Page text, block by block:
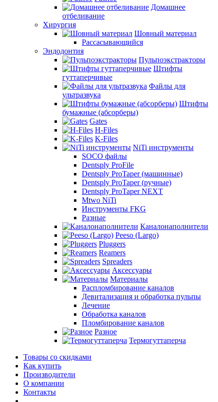
Домашнее
отбеливание
Хирургия
Шовный материал
Рассасывающийся
Эндодонтия
Пульпоэкстракторы
Штифты
гуттаперчивые
Файлы для
ультразвука
Штифты
бумажные (абсорберы)
Gates
H-Files
K-Files
NiTi инструменты
SOCO файлы
Dentsply ProFile
Dentsply ProTaper (машинные)
Dentsply ProTaper (ручные)
Dentsply ProTaper NEXT
Mtwo NiTi
Инструменты FKG
Разные
Каналонаполнители
Peeso (Largo)
Pluggers
Reamers
Spreaders
Аксессуары
Материалы
Распломбирование каналов
Девитализация и обработка пульпы
Лечение
Обработка каналов
Пломбирование каналов
Разное
Термогуттаперча
Товары со скидками
Как купить
Производители
О компании
Контакты